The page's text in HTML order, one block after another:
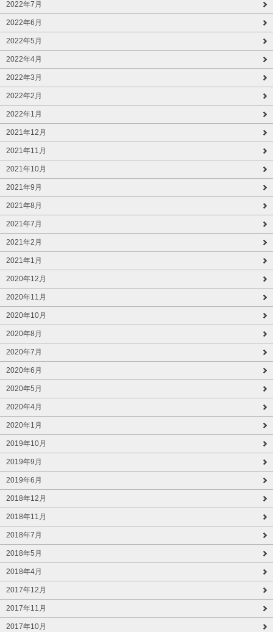
2022年7月
2022年6月
2022年5月
2022年4月
2022年3月
2022年2月
2022年1月
2021年12月
2021年11月
2021年10月
2021年9月
2021年8月
2021年7月
2021年2月
2021年1月
2020年12月
2020年11月
2020年10月
2020年8月
2020年7月
2020年6月
2020年5月
2020年4月
2020年1月
2019年10月
2019年9月
2019年6月
2018年12月
2018年11月
2018年7月
2018年5月
2018年4月
2017年12月
2017年11月
2017年10月